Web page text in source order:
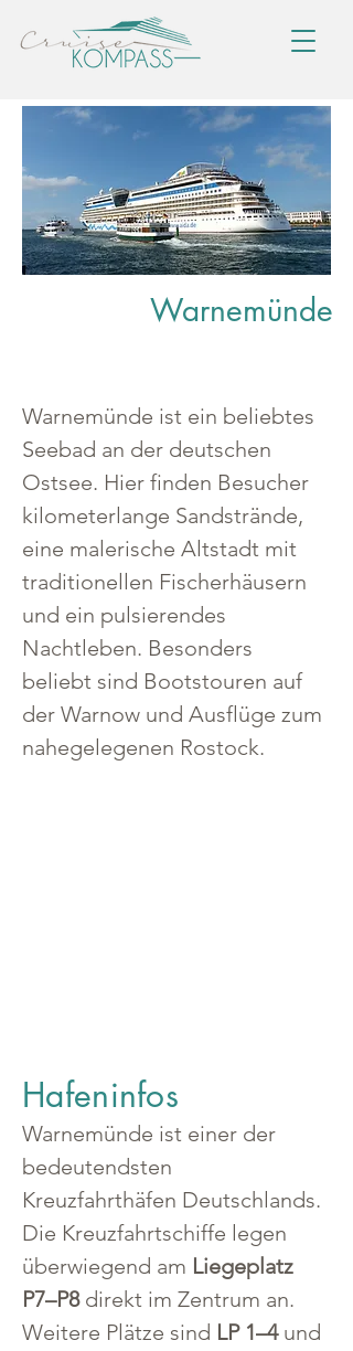
Warnemünde
Warnemünde ist ein beliebtes
Seebad an der deutschen
Ostsee. Hier finden Besucher
kilometerlange Sandstrände,
eine malerische Altstadt mit
traditionellen Fischerhäusern
und ein pulsierendes
Nachtleben. Besonders
beliebt sind Bootstouren auf
der Warnow und Ausflüge zum
nahegelegenen Rostock.
Hafeninfos
Warnemünde ist einer der
bedeutendsten
Kreuzfahrthäfen Deutschlands.
Die Kreuzfahrtschiffe legen
überwiegend am Liegeplatz
P7–P8 direkt im Zentrum an.
Weitere Plätze sind LP 1–4 und